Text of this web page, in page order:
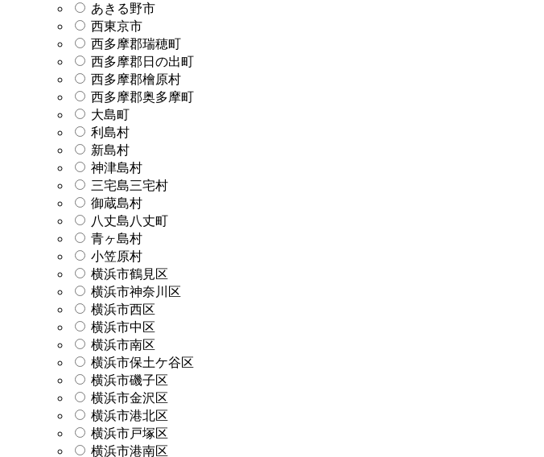
あきる野市
西東京市
西多摩郡瑞穂町
西多摩郡日の出町
西多摩郡檜原村
西多摩郡奥多摩町
大島町
利島村
新島村
神津島村
三宅島三宅村
御蔵島村
八丈島八丈町
青ヶ島村
小笠原村
横浜市鶴見区
横浜市神奈川区
横浜市西区
横浜市中区
横浜市南区
横浜市保土ケ谷区
横浜市磯子区
横浜市金沢区
横浜市港北区
横浜市戸塚区
横浜市港南区